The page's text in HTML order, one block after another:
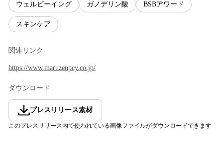
ウェルビーイング ガノデリン酸 BSBアワード
スキンケア
関連リンク
https://www.maruzenpcy.co.jp/
ダウンロード
プレスリリース素材
このプレスリリース内で使われている画像ファイルがダウンロードできます